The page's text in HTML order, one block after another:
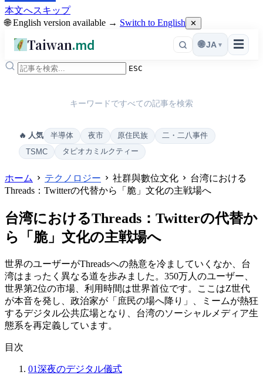
本文へスキップ
🌐 English version available → Switch to English ✕
Taiwan.md ☰
🌐 JA ▾
ESC
キーワードですべての記事を検索
🔥 人気 半導体 夜市 原住民族
二・二八事件
TSMC
タピオカミルクティー
ホーム テクノロジー 社群與數位文化
台湾における
Threads：Twitterの代替から「脆」文化の主戦場へ
台湾におけるThreads：Twitterの代替か
ら「脆」文化の主戦場へ
世界のユーザーがThreadsへの熱意を冷ましていくなか、台
湾はまったく異なる道を歩みました。350万人のユーザー、
世界第2位の市場、利用時間は世界首位です。ここはZ世代
が本音を発し、政治家が「庶民の場へ降り」、ミームが熱狂
するデジタル公共広場となり、台湾のソーシャルメディア生
態系を再定義しています。
目次
01深夜のデジタル儀式